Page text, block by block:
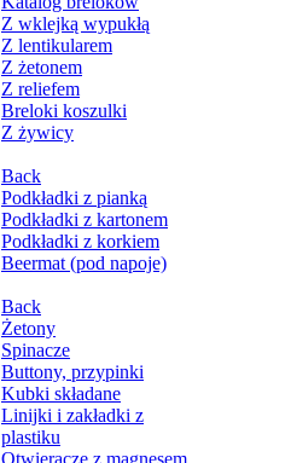
Z wklejką wypukłą
Z lentikularem
Z żetonem
Z reliefem
Breloki koszulki
Z żywicy
Back
Podkładki z pianką
Podkładki z kartonem
Podkładki z korkiem
Beermat (pod napoje)
Back
Żetony
Spinacze
Buttony, przypinki
Kubki składane
Linijki i zakładki z
plastiku
Otwieracze z magnesem